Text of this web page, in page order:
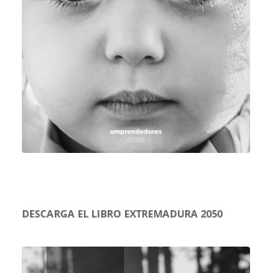
DESCARGA EL LIBRO EXTREMADURA 2050